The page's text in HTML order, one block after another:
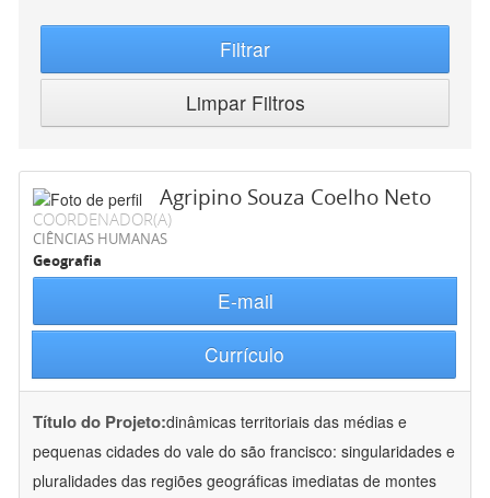
Filtrar
Limpar Filtros
Agripino Souza Coelho Neto
COORDENADOR(A)
CIÊNCIAS HUMANAS
Geografia
E-mail
Currículo
Título do Projeto:dinâmicas territoriais das médias e
pequenas cidades do vale do são francisco: singularidades e
pluralidades das regiões geográficas imediatas de montes